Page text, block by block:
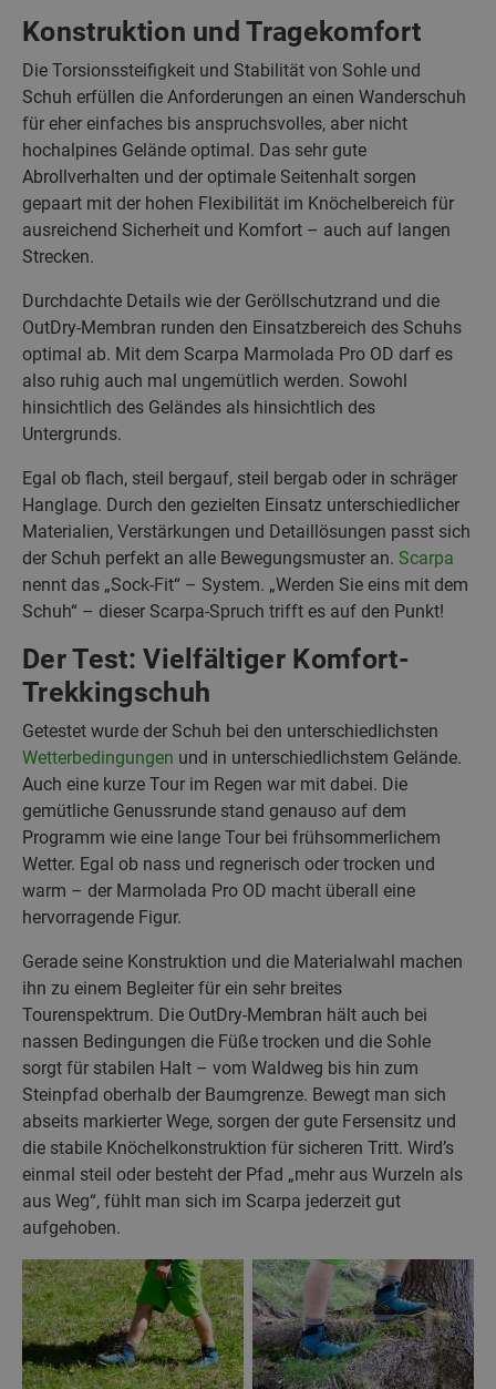
Konstruktion und Tragekomfort
Die Torsionssteifigkeit und Stabilität von Sohle und
Schuh erfüllen die Anforderungen an einen Wanderschuh
für eher einfaches bis anspruchsvolles, aber nicht
hochalpines Gelände optimal. Das sehr gute
Abrollverhalten und der optimale Seitenhalt sorgen
gepaart mit der hohen Flexibilität im Knöchelbereich für
ausreichend Sicherheit und Komfort – auch auf langen
Strecken.
Durchdachte Details wie der Geröllschutzrand und die
OutDry-Membran runden den Einsatzbereich des Schuhs
optimal ab. Mit dem Scarpa Marmolada Pro OD darf es
also ruhig auch mal ungemütlich werden. Sowohl
hinsichtlich des Geländes als hinsichtlich des
Untergrunds.
Egal ob flach, steil bergauf, steil bergab oder in schräger
Hanglage. Durch den gezielten Einsatz unterschiedlicher
Materialien, Verstärkungen und Detaillösungen passt sich
der Schuh perfekt an alle Bewegungsmuster an. Scarpa
nennt das „Sock-Fit“ – System. „Werden Sie eins mit dem
Schuh“ – dieser Scarpa-Spruch trifft es auf den Punkt!
Der Test: Vielfältiger Komfort-
Trekkingschuh
Getestet wurde der Schuh bei den unterschiedlichsten
Wetterbedingungen und in unterschiedlichstem Gelände.
Auch eine kurze Tour im Regen war mit dabei. Die
gemütliche Genussrunde stand genauso auf dem
Programm wie eine lange Tour bei frühsommerlichem
Wetter. Egal ob nass und regnerisch oder trocken und
warm – der Marmolada Pro OD macht überall eine
hervorragende Figur.
Gerade seine Konstruktion und die Materialwahl machen
ihn zu einem Begleiter für ein sehr breites
Tourenspektrum. Die OutDry-Membran hält auch bei
nassen Bedingungen die Füße trocken und die Sohle
sorgt für stabilen Halt – vom Waldweg bis hin zum
Steinpfad oberhalb der Baumgrenze. Bewegt man sich
abseits markierter Wege, sorgen der gute Fersensitz und
die stabile Knöchelkonstruktion für sicheren Tritt. Wird’s
einmal steil oder besteht der Pfad „mehr aus Wurzeln als
aus Weg“, fühlt man sich im Scarpa jederzeit gut
aufgehoben.